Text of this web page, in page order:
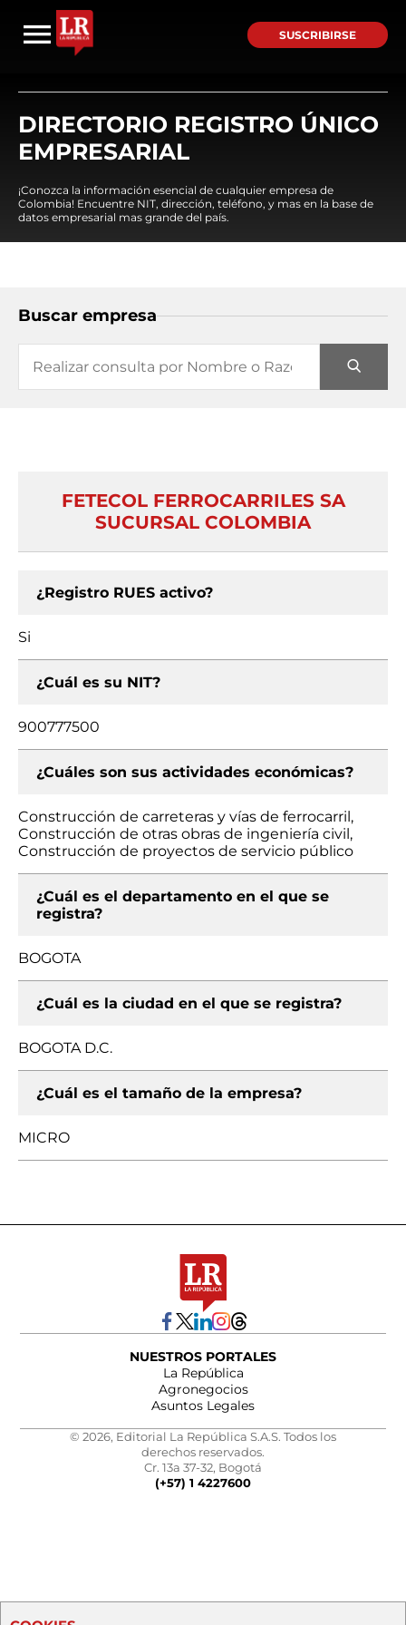
SUSCRIBIRSE
DIRECTORIO REGISTRO ÚNICO
EMPRESARIAL
¡Conozca la información esencial de cualquier empresa de
Colombia! Encuentre NIT, dirección, teléfono, y mas en la base de
datos empresarial mas grande del país.
Buscar empresa
FETECOL FERROCARRILES SA
SUCURSAL COLOMBIA
¿Registro RUES activo?
Si
¿Cuál es su NIT?
900777500
¿Cuáles son sus actividades económicas?
Construcción de carreteras y vías de ferrocarril,
Construcción de otras obras de ingeniería civil,
Construcción de proyectos de servicio público
¿Cuál es el departamento en el que se
registra?
BOGOTA
¿Cuál es la ciudad en el que se registra?
BOGOTA D.C.
¿Cuál es el tamaño de la empresa?
MICRO
NUESTROS PORTALES
La República
Agronegocios
Asuntos Legales
© 2026, Editorial La República S.A.S. Todos los
derechos reservados.
Cr. 13a 37-32, Bogotá
(+57) 1 4227600